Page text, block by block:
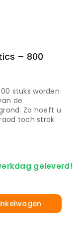
– 800
stuks worden
de
Zo hoeft u
toch strak
geleverd!